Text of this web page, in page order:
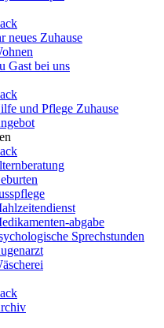
neues Zuhause
Gast bei uns
und Pflege Zuhause
abgabe
Sprechstunden